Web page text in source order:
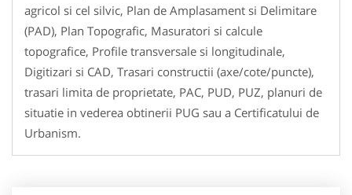
agricol si cel silvic, Plan de Amplasament si Delimitare
(PAD), Plan Topografic, Masuratori si calcule
topografice, Profile transversale si longitudinale,
Digitizari si CAD, Trasari constructii (axe/cote/puncte),
trasari limita de proprietate, PAC, PUD, PUZ, planuri de
situatie in vederea obtinerii PUG sau a Certificatului de
Urbanism.